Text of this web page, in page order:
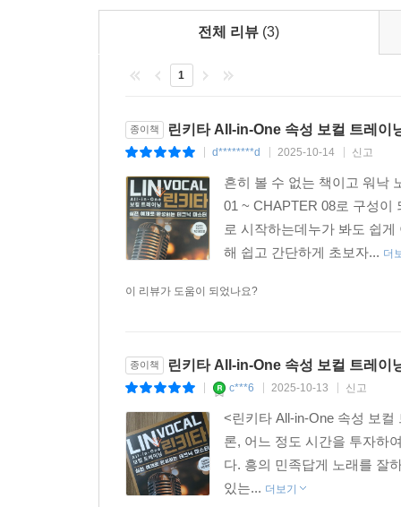
SECTION 02 비브라토에 대하여
① 비브라토의 자리
② 비브라토의 종류
③ 최적의 비브라토
⑤ 최악의 비브라토
① Chord Tone 1단계 - 남자·여자
② Chord Tone 2단계 - 남자·여자
④ Chord Tone 4단계 - 텐션 음 - 남자·여자
▶ 하루의 일과에서
◈ 운동 ◈
◈ 음식 ◈
◈ 차와 음식의 실제 효능 ◈
▶ 다양한 리듬의 음악 듣기와 허밍
전체 리뷰 (3)
1
종이책 린키타 All-in-One 속성 보컬 트레이
d********d 2025-10-14 신고
흔히 볼 수 없는 책이고 워낙
01 ~ CHAPTER 08로 구성이
로 시작하는데누가 봐도 쉽
해 쉽고 간단하게 초보자... 더
이 리뷰가 도움이 되었나요?
종이책 린키타 All-in-One 속성 보컬 트레이
c***6 2025-10-13 신고
<린키타 All-in-One 속성 보
론, 어느 정도 시간을 투자하
다. 흥의 민족답게 노래를 잘
있는... 더보기